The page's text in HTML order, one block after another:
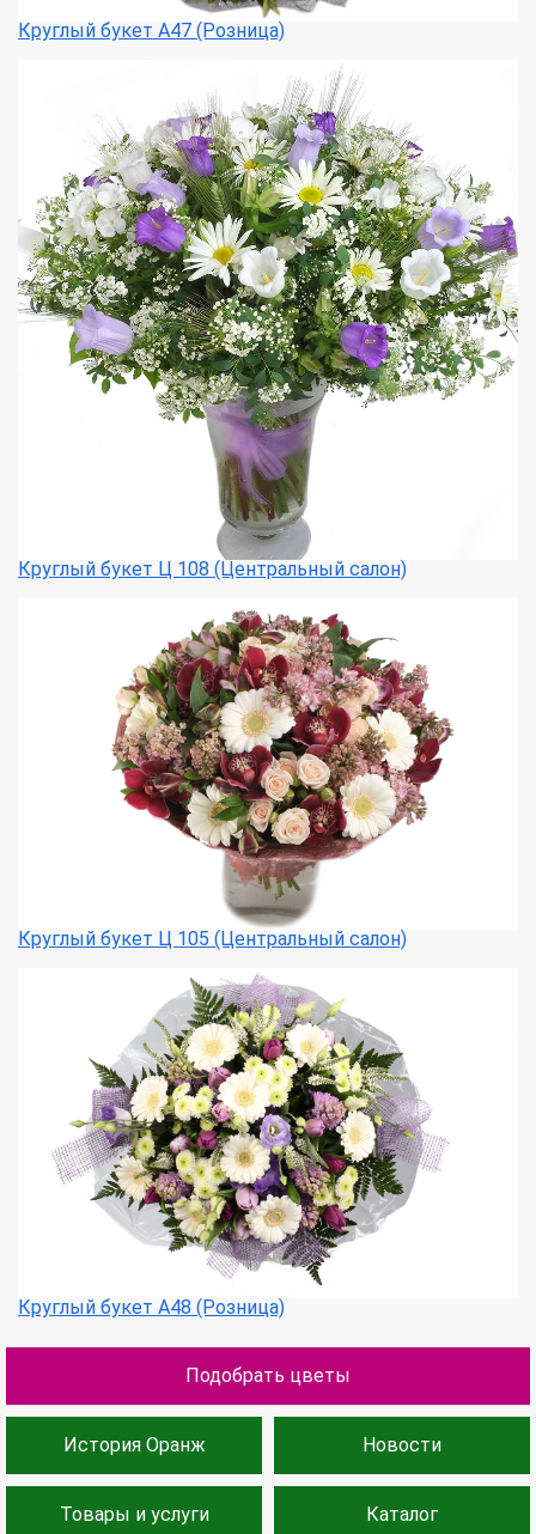
Круглый букет А47 (Розница)
Круглый букет Ц 108 (Центральный салон)
Круглый букет Ц 105 (Центральный салон)
Круглый букет А48 (Розница)
Подобрать цветы
История Оранж Новости
Товары и услуги Каталог